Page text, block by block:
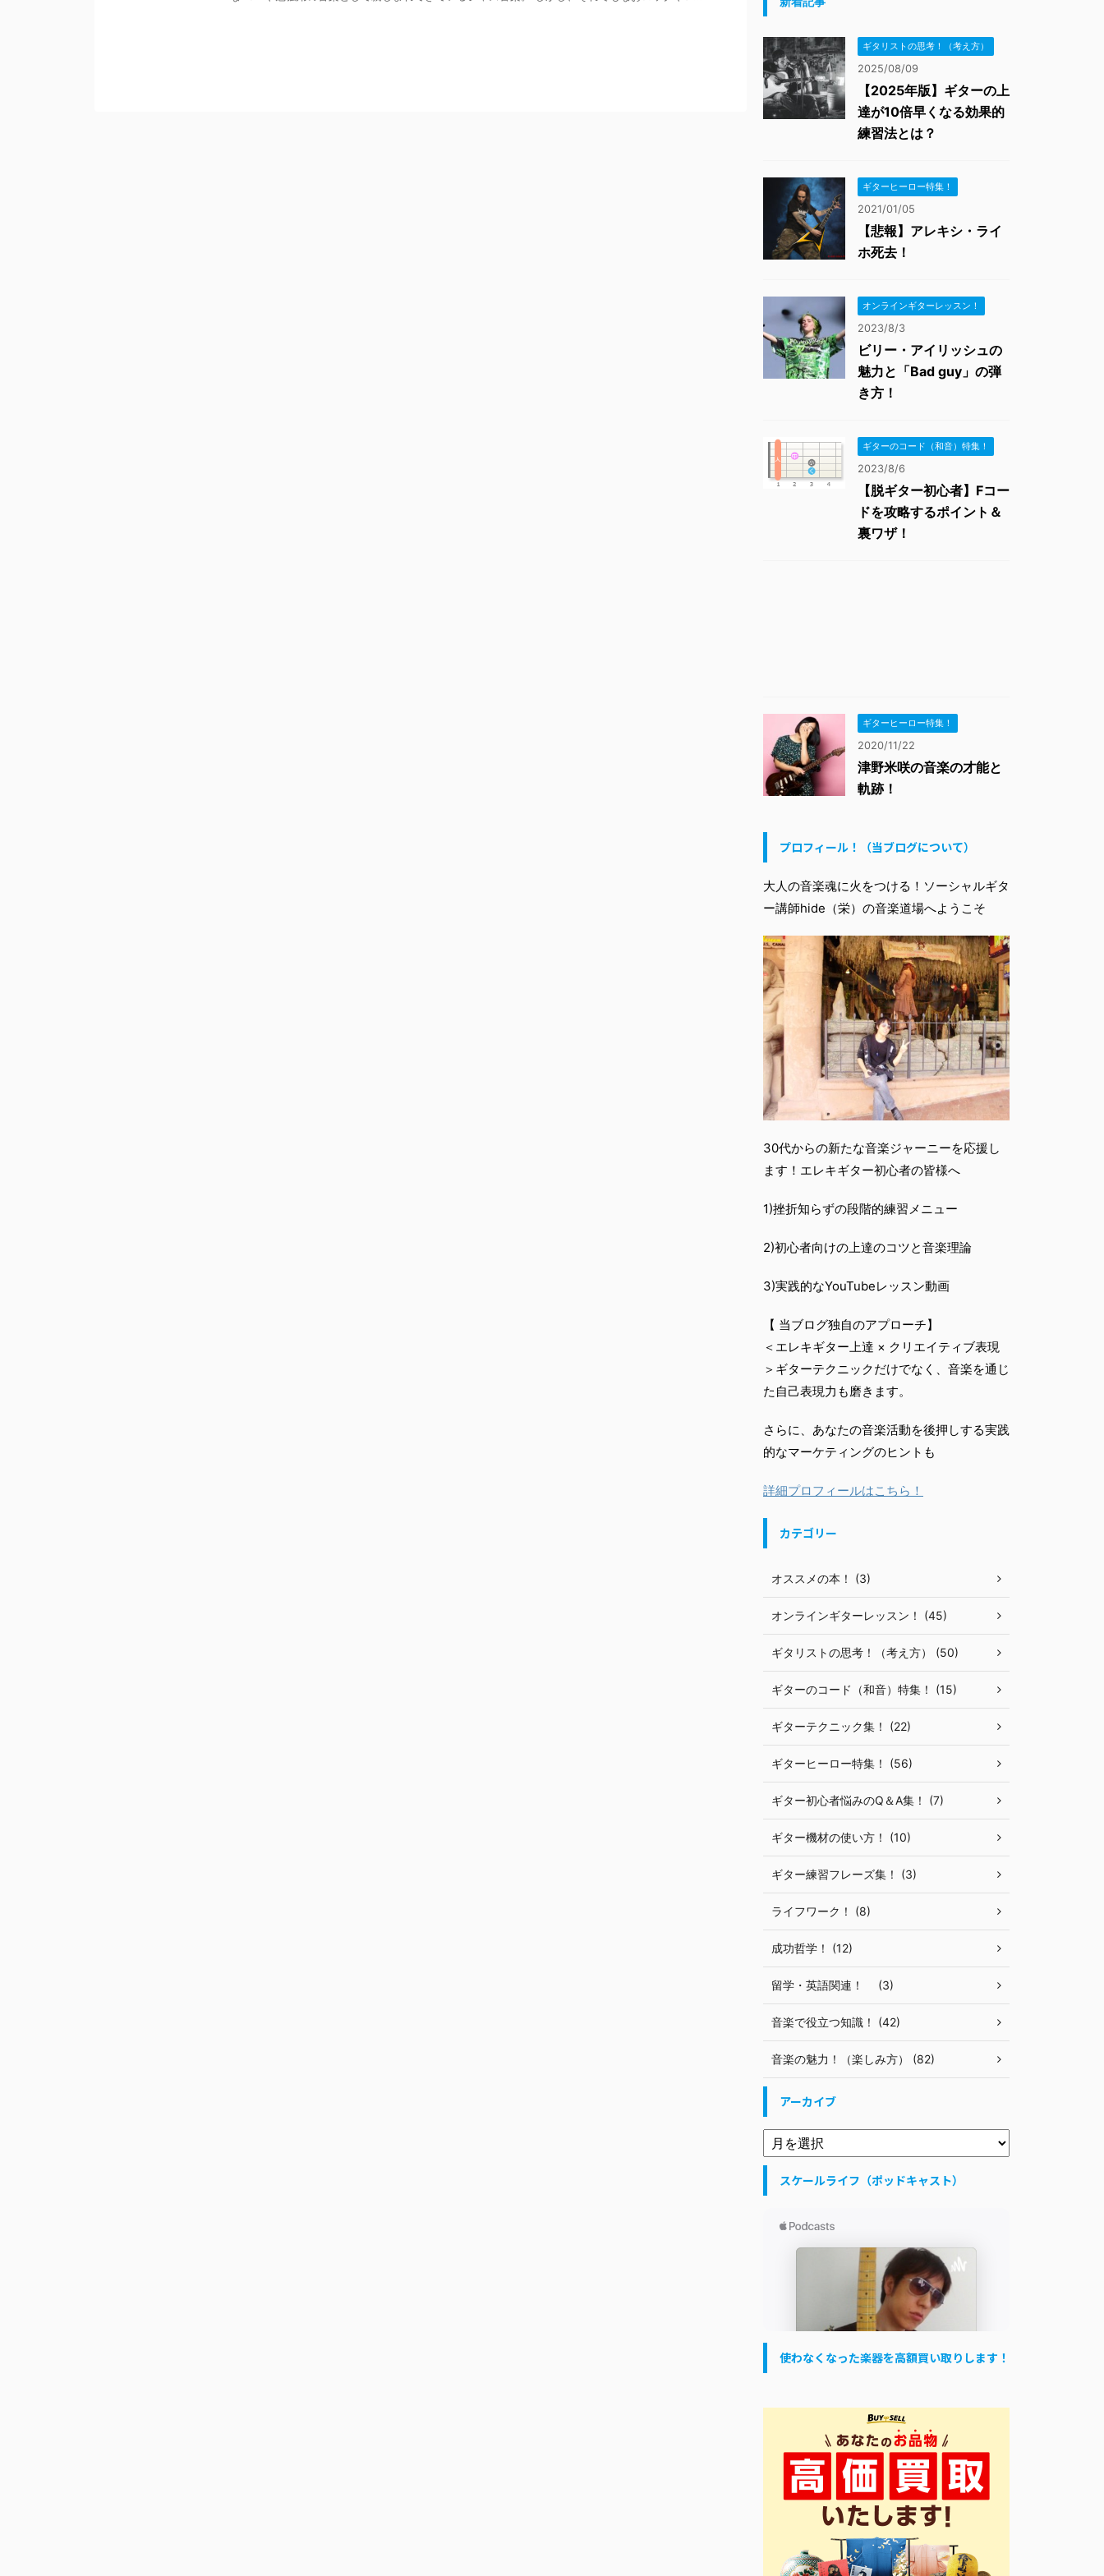
ギタリストの思考！（考え方）
2025/08/09
【2025年版】ギターの上
達が10倍早くなる効果的
練習法とは？
ギターヒーロー特集！
2021/01/05
【悲報】アレキシ・ライ
ホ死去！
オンラインギターレッスン！
2023/8/3
ビリー・アイリッシュの
魅力と「Bad guy」の弾
き方！
ギターのコード（和音）特集！
2023/8/6
【脱ギター初心者】Fコー
ドを攻略するポイント＆
裏ワザ！
ギターヒーロー特集！
2020/11/22
津野米咲の音楽の才能と
軌跡！
プロフィール！（当ブログについて）
大人の音楽魂に火をつける！ソーシャルギタ
ー講師hide（栄）の音楽道場へようこそ
30代からの新たな音楽ジャーニーを応援し
ます！エレキギター初心者の皆様へ
1)挫折知らずの段階的練習メニュー
2)初心者向けの上達のコツと音楽理論
3)実践的なYouTubeレッスン動画
【 当ブログ独自のアプローチ】
＜エレキギター上達 × クリエイティブ表現
＞ギターテクニックだけでなく、音楽を通じ
た自己表現力も磨きます。
さらに、あなたの音楽活動を後押しする実践
的なマーケティングのヒントも
詳細プロフィールはこちら！
カテゴリー
オススメの本！ (3)
オンラインギターレッスン！ (45)
ギタリストの思考！（考え方） (50)
ギターのコード（和音）特集！ (15)
ギターテクニック集！ (22)
ギターヒーロー特集！ (56)
ギター初心者悩みのQ＆A集！ (7)
ギター機材の使い方！ (10)
ギター練習フレーズ集！ (3)
ライフワーク！ (8)
成功哲学！ (12)
留学・英語関連！ (3)
音楽で役立つ知識！ (42)
音楽の魅力！（楽しみ方） (82)
アーカイブ
スケールライフ（ポッドキャスト）
使わなくなった楽器を高額買い取りします！